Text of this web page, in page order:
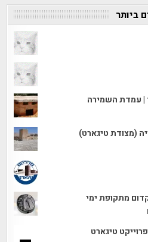
ביותר
| עמדת השמירה
(מצודת טיגארט)
מתקופת ימי
טיגארט